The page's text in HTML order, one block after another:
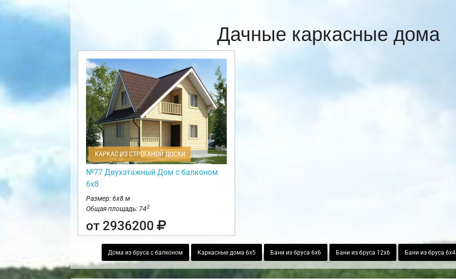
Дачные каркасные дома
КАРКАС ИЗ СТРОГАНОЙ ДОСКИ
№77 Двухэтажный Дом с балконом
6х8
Размер: 6х8 м
Общая площадь: 742
от 2936200
Дома из бруса с балконом Каркасные дома 6х5 Бани из бруса 6х6 Бани из бруса 12х6 Бани из бруса 6х4